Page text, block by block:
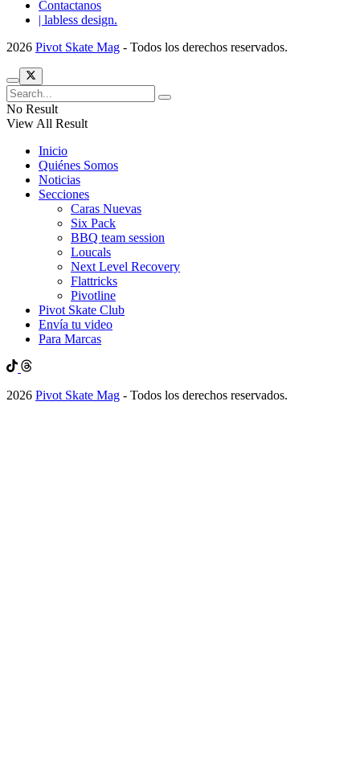
Contactanos
| labless design.
2026 Pivot Skate Mag - Todos los derechos reservados.
No Result
View All Result
Inicio
Quiénes Somos
Noticias
Secciones
Caras Nuevas
Six Pack
BBQ team session
Loucals
Next Level Recovery
Flattricks
Pivotline
Pivot Skate Club
Envía tu video
Para Marcas
2026 Pivot Skate Mag - Todos los derechos reservados.